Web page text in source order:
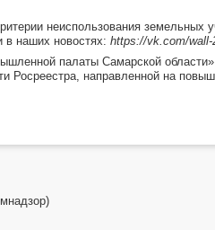
неиспользования земельных
наших новостях: https://vk.com/wall-
палаты Самарской
Росреестра, направленной на